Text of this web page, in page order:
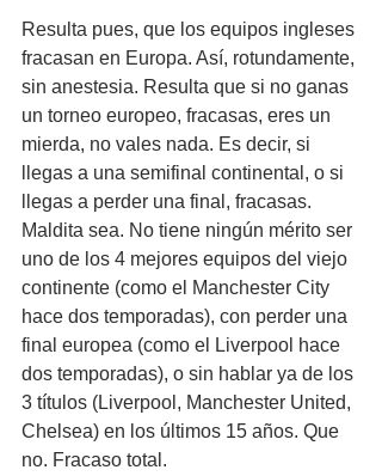
Resulta pues, que los equipos ingleses
fracasan en Europa. Así, rotundamente,
sin anestesia. Resulta que si no ganas
un torneo europeo, fracasas, eres un
mierda, no vales nada. Es decir, si
llegas a una semifinal continental, o si
llegas a perder una final, fracasas.
Maldita sea. No tiene ningún mérito ser
uno de los 4 mejores equipos del viejo
continente (como el Manchester City
hace dos temporadas), con perder una
final europea (como el Liverpool hace
dos temporadas), o sin hablar ya de los
3 títulos (Liverpool, Manchester United,
Chelsea) en los últimos 15 años. Que
no. Fracaso total.